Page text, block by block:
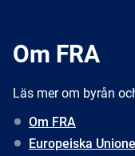
Om FRA
Läs mer om byrån
Om FRA
Europeiska